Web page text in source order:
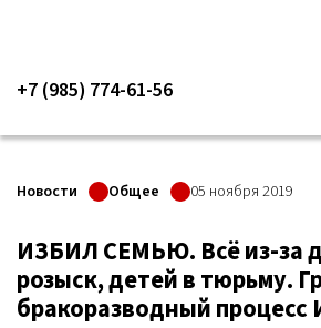
+7 (985) 774-61-56
Новости Общее 05 ноября 2019
ИЗБИЛ СЕМЬЮ. Всё из-за
розыск, детей в тюрьму.
бракоразводный процесс